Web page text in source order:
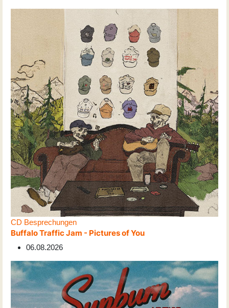
CD Besprechungen
Buffalo Traffic Jam - Pictures of You
06.08.2026